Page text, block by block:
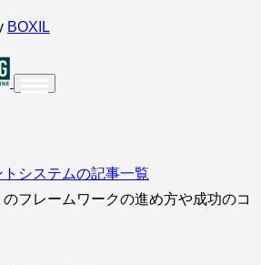
BOXIL
ーワードから探す
システムの記事一覧
フレームワークの進め方や成功のコ